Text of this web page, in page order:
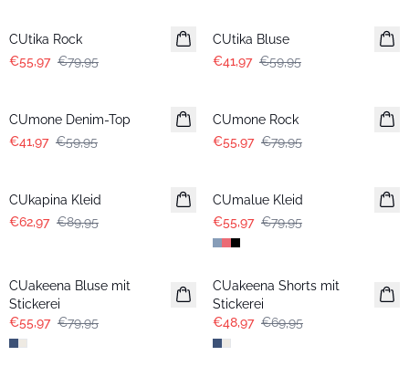
CUtika Rock
€55,97 €79,95
CUtika Bluse
€41,97 €59,95
CUmone Denim-Top
€41,97 €59,95
CUmone Rock
€55,97 €79,95
CUkapina Kleid
€62,97 €89,95
CUmalue Kleid
€55,97 €79,95
CUakeena Bluse mit
Stickerei
€55,97 €79,95
-30%
CUakeena Shorts mit
Stickerei
€48,97 €69,95
-30% -50%